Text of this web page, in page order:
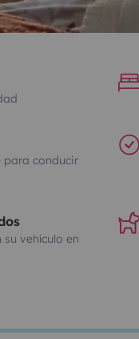
para conducir
vehículo en